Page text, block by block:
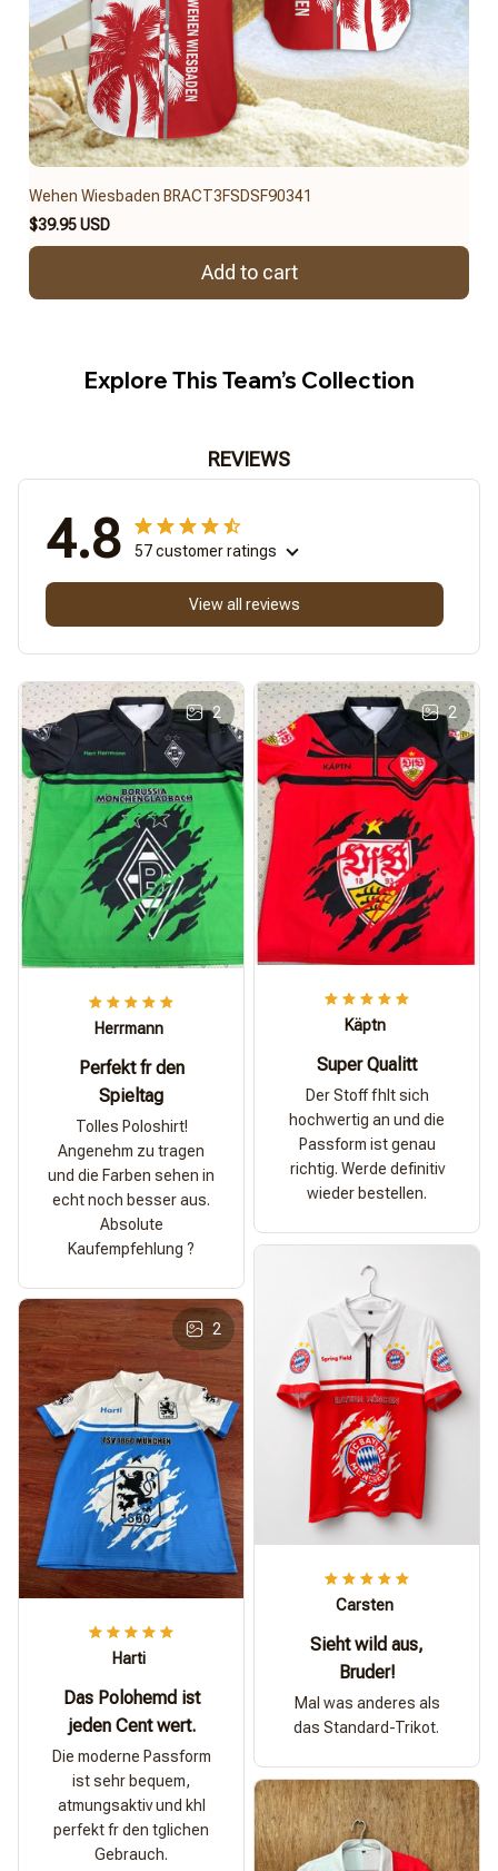
Wehen Wiesbaden BRACT3FSDSF90341
$39.95 USD
Add to cart
Explore This Team’s Collection
REVIEWS
4.8 57 customer ratings
View all reviews
2
Herrmann
Perfekt fr den
Spieltag
Tolles Poloshirt!
Angenehm zu tragen
und die Farben sehen in
echt noch besser aus.
Absolute
Kaufempfehlung ?
2
Käptn
Super Qualitt
Der Stoff fhlt sich
hochwertig an und die
Passform ist genau
richtig. Werde definitiv
wieder bestellen.
Carsten
Sieht wild aus,
Bruder!
Mal was anderes als
das Standard-Trikot.
2
Harti
Das Polohemd ist
jeden Cent wert.
Die moderne Passform
ist sehr bequem,
atmungsaktiv und khl
perfekt fr den tglichen
Gebrauch.